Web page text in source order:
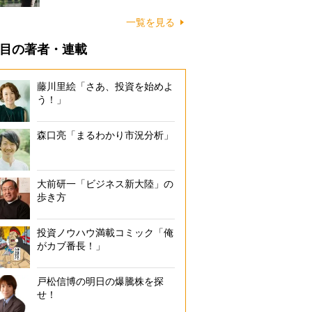
一覧を見る
の著者・連載
藤川里絵「さあ、投資を始めよ
う！」
森口亮「まるわかり市況分析」
大前研一「ビジネス新大陸」の
歩き方
投資ノウハウ満載コミック「俺
がカブ番長！」
戸松信博の明日の爆騰株を探
せ！